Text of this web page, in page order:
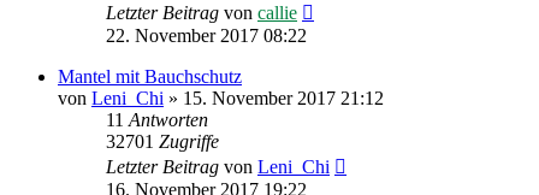
Letzter Beitrag von callie
22. November 2017 08:22
Mantel mit Bauchschutz
von Leni_Chi » 15. November 2017 21:12
11 Antworten
32701 Zugriffe
Letzter Beitrag von Leni_Chi
16. November 2017 19:22